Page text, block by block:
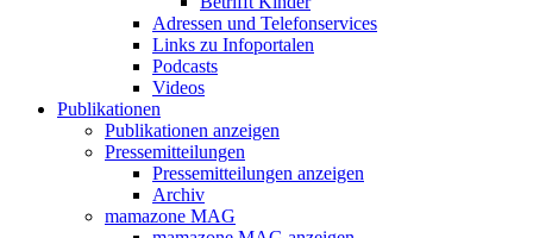
Adressen und Telefonservices
Links zu Infoportalen
Podcasts
Videos
Publikationen
Publikationen anzeigen
Pressemitteilungen
Pressemitteilungen anzeigen
Archiv
mamazone MAG